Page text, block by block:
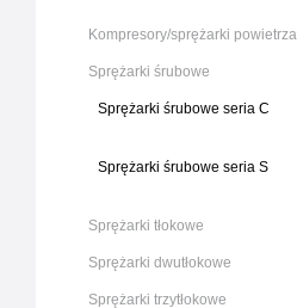
Kompresory/sprężarki powietrza
Sprężarki śrubowe
Sprężarki śrubowe seria C
Sprężarki śrubowe seria S
Sprężarki tłokowe
Sprężarki dwutłokowe
Sprężarki trzytłokowe